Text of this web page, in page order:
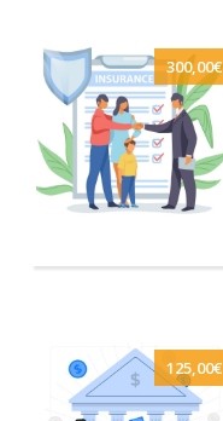
300,00€
125,00€